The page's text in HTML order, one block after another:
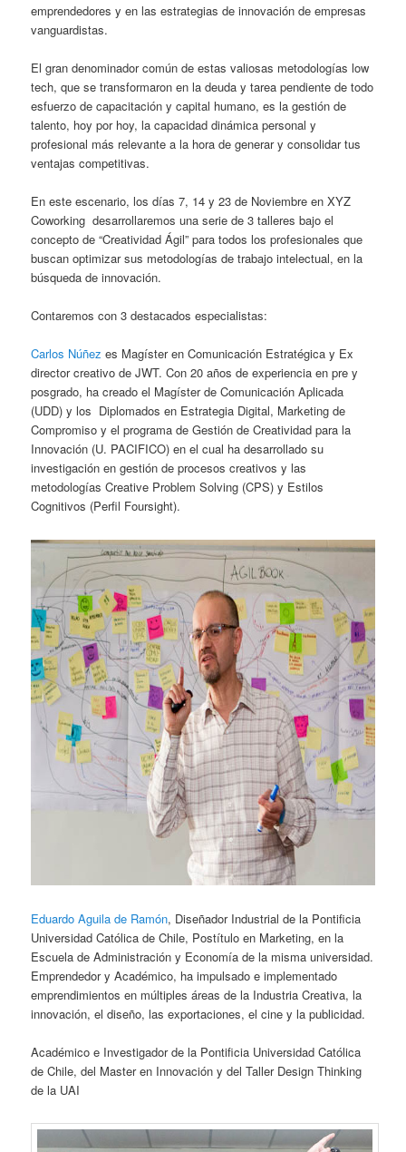
emprendedores y en las estrategias de innovación de empresas
vanguardistas.
El gran denominador común de estas valiosas metodologías low
tech, que se transformaron en la deuda y tarea pendiente de todo
esfuerzo de capacitación y capital humano, es la gestión de
talento, hoy por hoy, la capacidad dinámica personal y
profesional más relevante a la hora de generar y consolidar tus
ventajas competitivas.
En este escenario, los días 7, 14 y 23 de Noviembre en XYZ
Coworking desarrollaremos una serie de 3 talleres bajo el
concepto de “Creatividad Ágil” para todos los profesionales que
buscan optimizar sus metodologías de trabajo intelectual, en la
búsqueda de innovación.
Contaremos con 3 destacados especialistas:
Carlos Núñez es Magíster en Comunicación Estratégica y Ex
director creativo de JWT. Con 20 años de experiencia en pre y
posgrado, ha creado el Magíster de Comunicación Aplicada
(UDD) y los Diplomados en Estrategia Digital, Marketing de
Compromiso y el programa de Gestión de Creatividad para la
Innovación (U. PACIFICO) en el cual ha desarrollado su
investigación en gestión de procesos creativos y las
metodologías Creative Problem Solving (CPS) y Estilos
Cognitivos (Perfil Foursight).
Eduardo Aguila de Ramón, Diseñador Industrial de la Pontificia
Universidad Católica de Chile, Postítulo en Marketing, en la
Escuela de Administración y Economía de la misma universidad.
Emprendedor y Académico, ha impulsado e implementado
emprendimientos en múltiples áreas de la Industria Creativa, la
innovación, el diseño, las exportaciones, el cine y la publicidad.
Académico e Investigador de la Pontificia Universidad Católica
de Chile, del Master en Innovación y del Taller Design Thinking
de la UAI